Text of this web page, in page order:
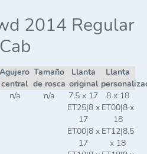
2014 Regular
Cab
Agujero
central
Tamaño
de rosca
Llanta
original
Llanta
n/a n/a
7,5 x 17
ET25|8 x
17
ET00|8 x
17
8 x 18
ET00|8 x
18
ET12|8,5
x 18